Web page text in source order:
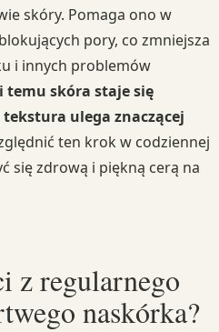
skóry. Pomaga ono w
pory, co zmniejsza
i innych problemów
temu skóra staje się
ulega znaczącej
ten krok w codziennej
się zdrową i piękną cerą na
z regularnego
naskórka?